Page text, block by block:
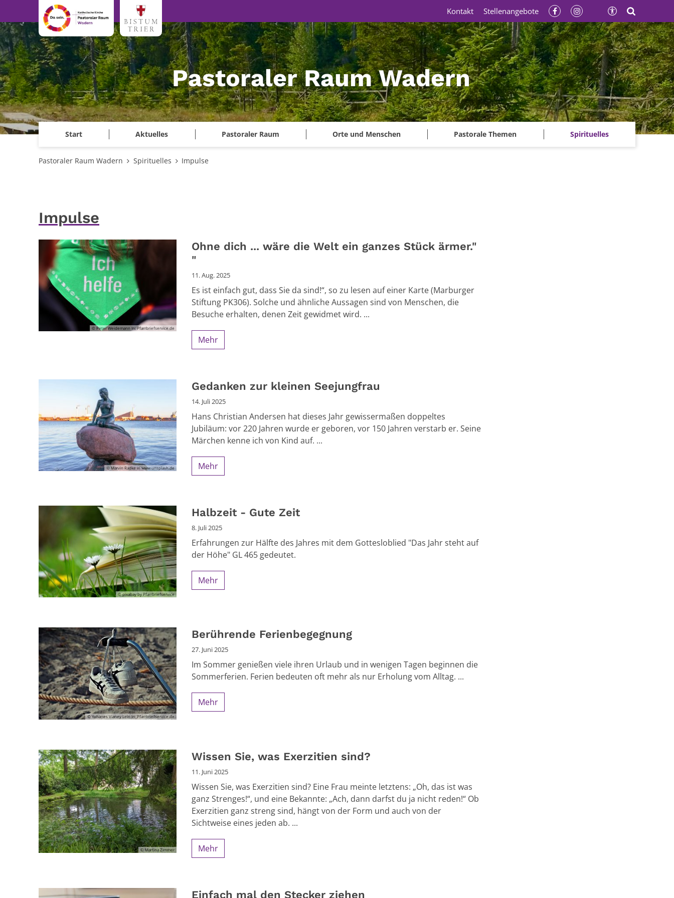
Zum Inhalt springen
Pastoraler Raum Wadern
Start Aktuelles Pastoraler Raum Orte und Menschen Pastorale Themen Spirituelles
Kontakt Stellenangebote
Pastoraler Raum Wadern Spirituelles Impulse
Impulse
© Peter Weidemann In: Pfarrbriefservice.de
Ohne dich ... wäre die Welt ein ganzes Stück ärmer."
"
11. Aug. 2025
Es ist einfach gut, dass Sie da sind!“, so zu lesen auf einer Karte (Marburger
Stiftung PK306). Solche und ähnliche Aussagen sind von Menschen, die
Besuche erhalten, denen Zeit gewidmet wird. ...
Mehr
© Marvin Radke in www.unsplash.de
Gedanken zur kleinen Seejungfrau
14. Juli 2025
Hans Christian Andersen hat dieses Jahr gewissermaßen doppeltes
Jubiläum: vor 220 Jahren wurde er geboren, vor 150 Jahren verstarb er. Seine
Märchen kenne ich von Kind auf. ...
Mehr
© pixabay by Pfarrbriefservice
Halbzeit - Gute Zeit
8. Juli 2025
Erfahrungen zur Hälfte des Jahres mit dem Gottesloblied "Das Jahr steht auf
der Höhe" GL 465 gedeutet.
Mehr
© Yohanes Vianey Lein In: Pfarrbriefservice.de
Berührende Ferienbegegnung
27. Juni 2025
Im Sommer genießen viele ihren Urlaub und in wenigen Tagen beginnen die
Sommerferien. Ferien bedeuten oft mehr als nur Erholung vom Alltag. ...
Mehr
© Martina Zimmer
Wissen Sie, was Exerzitien sind?
11. Juni 2025
Wissen Sie, was Exerzitien sind? Eine Frau meinte letztens: „Oh, das ist was
ganz Strenges!“, und eine Bekannte: „Ach, dann darfst du ja nicht reden!“ Ob
Exerzitien ganz streng sind, hängt von der Form und auch von der
Sichtweise eines jeden ab. ...
Mehr
Einfach mal den Stecker ziehen